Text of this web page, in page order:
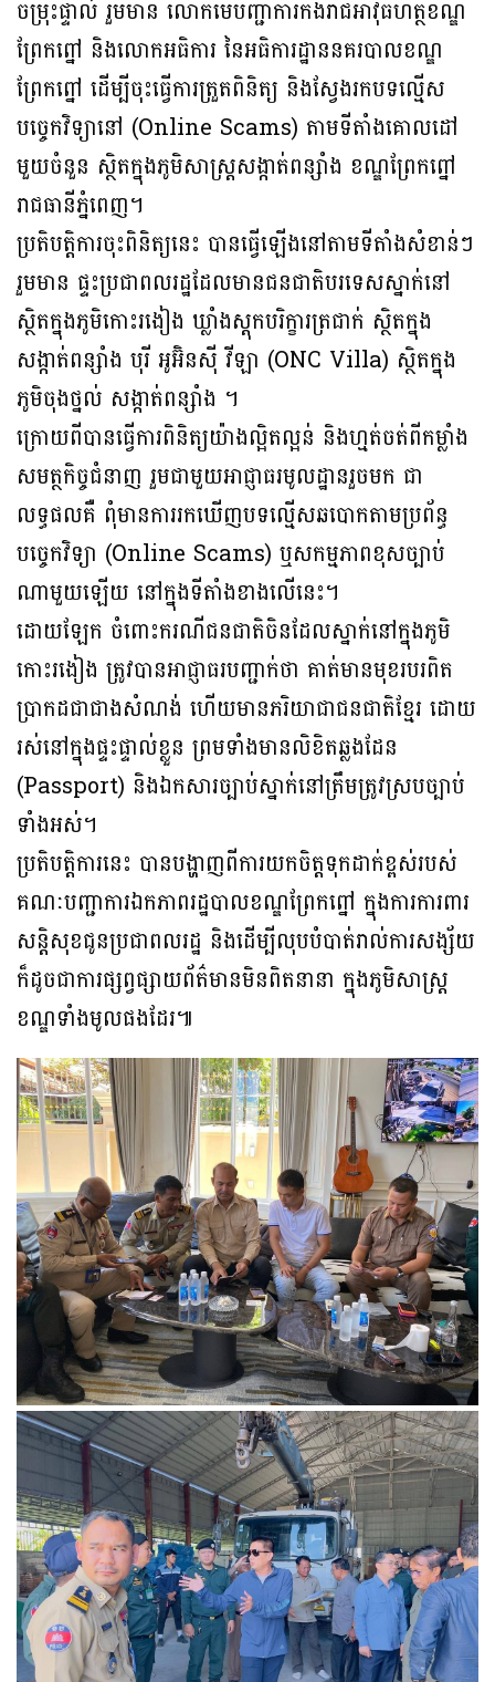
ចម្រុះផ្ទាល់ រួមមាន លោកមេបញ្ជាការកងរាជអាវុធហត្ថខណ្ឌ
ព្រែកព្នៅ និងលោកអធិការ នៃអធិការដ្ឋាននគរបាលខណ្ឌ
ព្រែកព្នៅ ដើម្បីចុះធ្វើការត្រួតពិនិត្យ និងស្វែងរកបទល្មើស
បច្ចេកវិទ្យានៅ (Online Scams) តាមទីតាំងគោលដៅ
មួយចំនួន ស្ថិតក្នុងភូមិសាស្ត្រសង្កាត់ពន្សាំង ខណ្ឌព្រែកព្នៅ
រាជធានីភ្នំពេញ។
ប្រតិបត្តិការចុះពិនិត្យនេះ បានធ្វើឡើងនៅតាមទីតាំងសំខាន់ៗ
រួមមាន ផ្ទះប្រជាពលរដ្ឋដែលមានជនជាតិបរទេសស្នាក់នៅ
ស្ថិតក្នុងភូមិកោះរងៀង ឃ្លាំងស្តុកបរិក្ខារត្រជាក់ ស្ថិតក្នុង
សង្កាត់ពន្សាំង បុរី អូអ៊ិនស៊ី វីឡា (ONC Villa) ស្ថិតក្នុង
ភូមិចុងថ្នល់ សង្កាត់ពន្សាំង ។
ក្រោយពីបានធ្វើការពិនិត្យយ៉ាងល្អិតល្អន់ និងហ្មត់ចត់ពីកម្លាំង
សមត្ថកិច្ចជំនាញ រួមជាមួយអាជ្ញាធរមូលដ្ឋានរួចមក ជា
លទ្ធផលគឺ ពុំមានការរកឃើញបទល្មើសឆបោកតាមប្រព័ន្ធ
បច្ចេកវិទ្យា (Online Scams) ឬសកម្មភាពខុសច្បាប់
ណាមួយឡើយ នៅក្នុងទីតាំងខាងលើនេះ។
ដោយឡែក ចំពោះករណីជនជាតិចិនដែលស្នាក់នៅក្នុងភូមិ
កោះរងៀង ត្រូវបានអាជ្ញាធរបញ្ជាក់ថា គាត់មានមុខរបរពិត
ប្រាកដជាជាងសំណង់ ហើយមានភរិយាជាជនជាតិខ្មែរ ដោយ
រស់នៅក្នុងផ្ទះផ្ទាល់ខ្លួន ព្រមទាំងមានលិខិតឆ្លងដែន
(Passport) និងឯកសារច្បាប់ស្នាក់នៅត្រឹមត្រូវស្របច្បាប់
ទាំងអស់។
ប្រតិបត្តិការនេះ បានបង្ហាញពីការយកចិត្តទុកដាក់ខ្ពស់របស់
គណៈបញ្ជាការឯកភាពរដ្ឋបាលខណ្ឌព្រែកព្នៅ ក្នុងការការពារ
សន្តិសុខជូនប្រជាពលរដ្ឋ និងដើម្បីលុបបំបាត់រាល់ការសង្ស័យ
ក៏ដូចជាការផ្សព្វផ្សាយព័ត៌មានមិនពិតនានា ក្នុងភូមិសាស្ត្រ
ខណ្ឌទាំងមូលផងដែរ៕